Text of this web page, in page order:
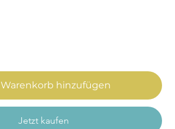
hinzufügen
Jetzt kaufen